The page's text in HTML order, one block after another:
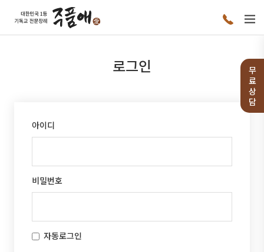
로그인
무
료
상
담
아이디
비밀번호
자동로그인